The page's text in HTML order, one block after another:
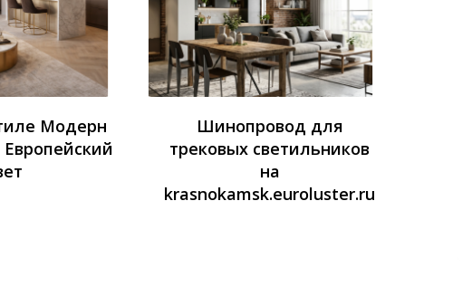
Модерн
Шинопровод для
трековых светильников
на
krasnokamsk.euroluster.ru